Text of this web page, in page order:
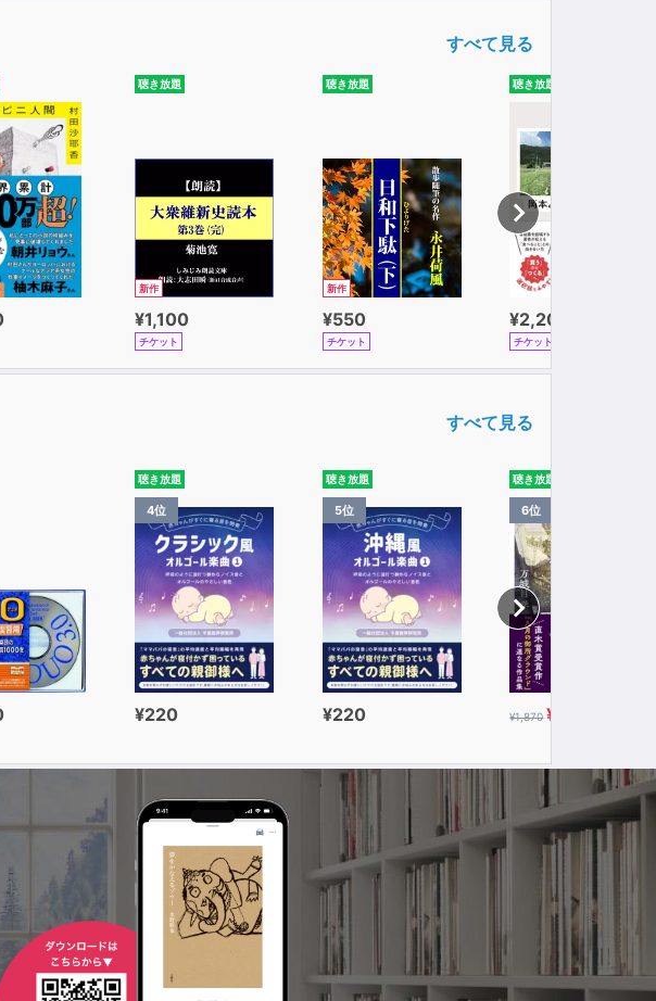
すべて見る
聴き放題
新作
¥1,100
チケット
聴き放題
新作
¥550
チケット
聴き放題
¥2,200
チケット
すべて見る
聴き放題
4位
¥220
聴き放題
5位
¥220
聴き放題
6位
¥1,870 ¥935